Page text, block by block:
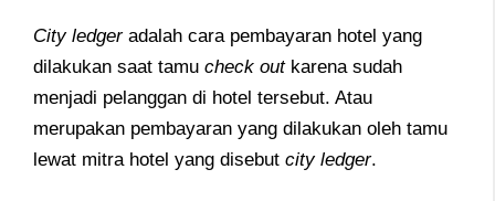
City ledgeradalah cara pembayaran hotel yang
dilakukan saat tamu check outkarena sudah
menjadi pelanggan di hotel tersebut. Atau
merupakan pembayaran yang dilakukan oleh tamu
lewat mitra hotel yang disebut city ledger.